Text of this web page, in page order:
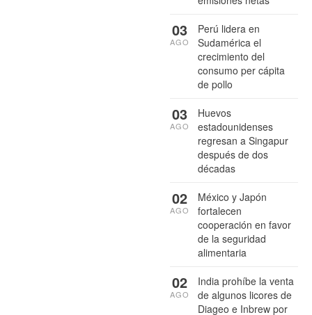
Perú lidera en
Sudamérica el
crecimiento del
consumo per cápita
de pollo
03
AGO
Huevos
estadounidenses
regresan a Singapur
después de dos
décadas
03
AGO
México y Japón
fortalecen
cooperación en favor
de la seguridad
alimentaria
02
AGO
India prohíbe la venta
de algunos licores de
Diageo e Inbrew por
02
AGO